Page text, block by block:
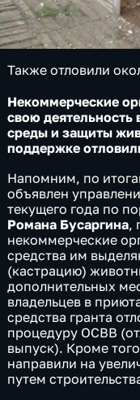
Также отловили
Некоммерческие
свою
среды и защиты
поддержке
Напомним, по
объявлен
текущего года по
Романа Бусаргина,
некоммерческие
средства им
(кастрацию)
дополнительных
владельцев в
средства гранта
процедуру ОСВВ
выпуск). Кроме
направили на
путем